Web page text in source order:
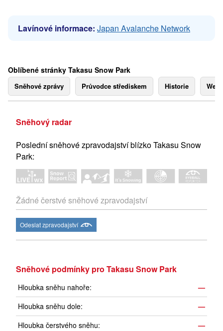
Lavínové informace: Japan Avalanche Network
Oblíbené stránky Takasu Snow Park
Sněhové zprávy Průvodce střediskem Historie
Sněhový radar
Poslední sněhové zpravodajství blízko Takasu Snow
Park:
Žádné čerstvé sněhové zpravodajství
Odeslat zpravodajství
Sněhové podmínky pro Takasu Snow Park
Hloubka sněhu nahoře:
—
Hloubka sněhu dole:
—
Hloubka čerstvého sněhu:
—